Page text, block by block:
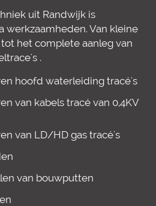
uit Randwijk is
werkzaamheden. Van kleine
het complete aanleg van
.
hoofd waterleiding tracé's
van kabels tracé van 0,4KV
van LD/HD gas tracé's
van bouwputten